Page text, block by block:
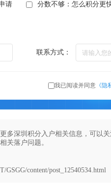
请 分数不够：怎么积分更
联系方式：
我已阅读并同意《隐
多深圳积分入户相关信息，可以
关落户问题。
GSGG/content/post_12540534.html